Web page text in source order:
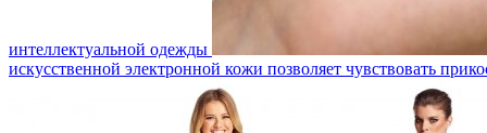
интеллектуальной одежды
искусственной электронной кожи позволяет чувствовать